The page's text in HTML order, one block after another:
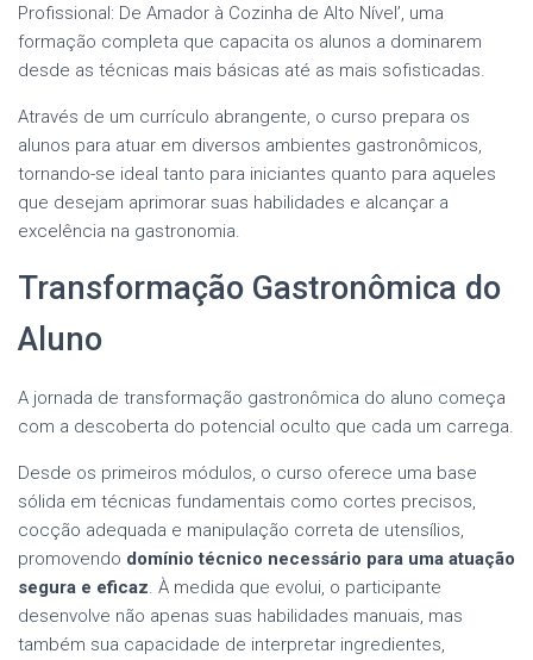
Profissional: De Amador à Cozinha de Alto Nível’, uma
formação completa que capacita os alunos a dominarem
desde as técnicas mais básicas até as mais sofisticadas.
Através de um currículo abrangente, o curso prepara os
alunos para atuar em diversos ambientes gastronômicos,
tornando-se ideal tanto para iniciantes quanto para aqueles
que desejam aprimorar suas habilidades e alcançar a
excelência na gastronomia.
Transformação Gastronômica do
Aluno
A jornada de transformação gastronômica do aluno começa
com a descoberta do potencial oculto que cada um carrega.
Desde os primeiros módulos, o curso oferece uma base
sólida em técnicas fundamentais como cortes precisos,
cocção adequada e manipulação correta de utensílios,
promovendo domínio técnico necessário para uma atuação
segura e eficaz. À medida que evolui, o participante
desenvolve não apenas suas habilidades manuais, mas
também sua capacidade de interpretar ingredientes,